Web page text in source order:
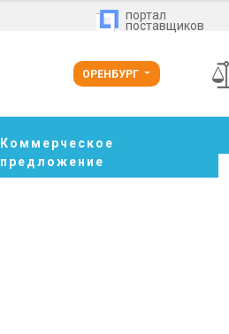
портал
поставщиков
ОРЕНБУРГ
Коммерческое
предложение